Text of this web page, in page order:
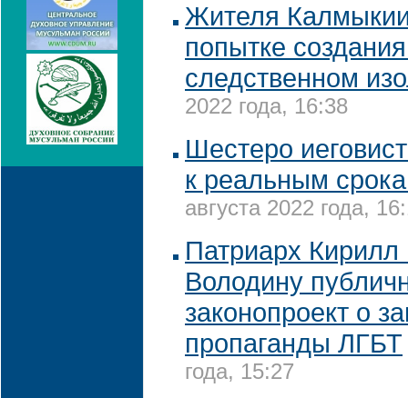
Жителя
попытке
следственном
2022 года, 16:38
Шестеро
к реальным
августа 2022 года,
Патриарх
Володину
законопроект о
пропаганды ЛГБТ
года, 15:27